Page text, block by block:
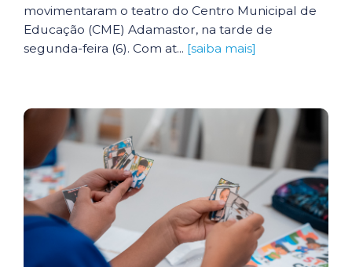
movimentaram o teatro do Centro Municipal de
Educação (CME) Adamastor, na tarde de
segunda-feira (6). Com at... [saiba mais]